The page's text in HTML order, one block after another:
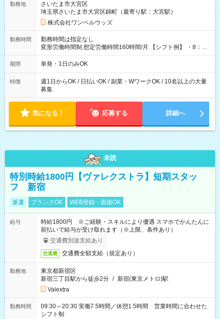
勤務地
さいたま市大宮区
埼玉県さいたま市大宮区錦町（最寄り駅：大宮駅）
株式会社ワンベルウッズ
勤務時間
勤務時間は指定なし
変形労働時間制 想定労働時間160時間/月 【シフト例】 ・8：00
～21：00
期間 単発・1日のみOK
特徴
週1日からOK / 日払いOK / 副業・WワークOK / 10名以上の大量
募集
気になる！ 応募する 詳細へ
未読
特別時給1800円【ヴァレクストラ】短期スタッ
フ 新宿
派遣 ブランクOK WEB登録・面接OK
給与
時給1800円 ※ご経験・スキルにより優遇 スマホでかんたんに
前払いで給与が受け取れます（※上限、条件あり）
交通費別途支給あり
交通費 交通費全額支給（規定あり）
勤務地
東京都新宿区
新宿三丁目駅から徒歩2分 / 新宿(東京メトロ)駅
Valextra
勤務時間
09:30～20:30 実働7.5時間／休憩1.5時間 営業時間に合わせた
シフト制